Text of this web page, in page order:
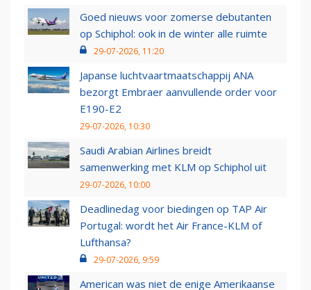
Goed nieuws voor zomerse debutanten
op Schiphol: ook in de winter alle ruimte
29-07-2026, 11:20
Japanse luchtvaartmaatschappij ANA
bezorgt Embraer aanvullende order voor
E190-E2
29-07-2026, 10:30
Saudi Arabian Airlines breidt
samenwerking met KLM op Schiphol uit
29-07-2026, 10:00
Deadlinedag voor biedingen op TAP Air
Portugal: wordt het Air France-KLM of
Lufthansa?
29-07-2026, 9:59
American was niet de enige Amerikaanse